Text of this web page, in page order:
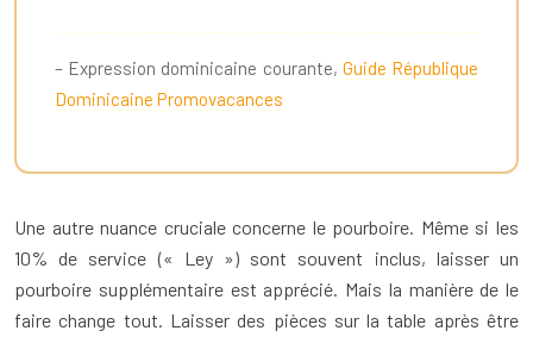
– Expression dominicaine courante, Guide République
Dominicaine Promovacances
Une autre nuance cruciale concerne le pourboire. Même si les
10% de service (« Ley ») sont souvent inclus, laisser un
pourboire supplémentaire est apprécié. Mais la manière de le
faire change tout. Laisser des pièces sur la table après être